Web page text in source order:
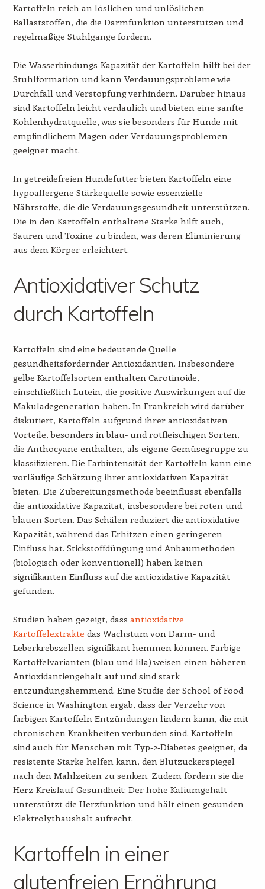
Kartoffeln reich an löslichen und unlöslichen
Ballaststoffen, die die Darmfunktion unterstützen und
regelmäßige Stuhlgänge fördern.
Die Wasserbindungs-Kapazität der Kartoffeln hilft bei der
Stuhlformation und kann Verdauungsprobleme wie
Durchfall und Verstopfung verhindern. Darüber hinaus
sind Kartoffeln leicht verdaulich und bieten eine sanfte
Kohlenhydratquelle, was sie besonders für Hunde mit
empfindlichem Magen oder Verdauungsproblemen
geeignet macht.
In getreidefreien Hundefutter bieten Kartoffeln eine
hypoallergene Stärkequelle sowie essenzielle
Nährstoffe, die die Verdauungsgesundheit unterstützen.
Die in den Kartoffeln enthaltene Stärke hilft auch,
Säuren und Toxine zu binden, was deren Eliminierung
aus dem Körper erleichtert.
Antioxidativer Schutz
durch Kartoffeln
Kartoffeln sind eine bedeutende Quelle
gesundheitsfördernder Antioxidantien. Insbesondere
gelbe Kartoffelsorten enthalten Carotinoide,
einschließlich Lutein, die positive Auswirkungen auf die
Makuladegeneration haben. In Frankreich wird darüber
diskutiert, Kartoffeln aufgrund ihrer antioxidativen
Vorteile, besonders in blau- und rotfleischigen Sorten,
die Anthocyane enthalten, als eigene Gemüsegruppe zu
klassifizieren. Die Farbintensität der Kartoffeln kann eine
vorläufige Schätzung ihrer antioxidativen Kapazität
bieten. Die Zubereitungsmethode beeinflusst ebenfalls
die antioxidative Kapazität, insbesondere bei roten und
blauen Sorten. Das Schälen reduziert die antioxidative
Kapazität, während das Erhitzen einen geringeren
Einfluss hat. Stickstoffdüngung und Anbaumethoden
(biologisch oder konventionell) haben keinen
signifikanten Einfluss auf die antioxidative Kapazität
gefunden.
Studien haben gezeigt, dass antioxidative
Kartoffelextrakte das Wachstum von Darm- und
Leberkrebszellen signifikant hemmen können. Farbige
Kartoffelvarianten (blau und lila) weisen einen höheren
Antioxidantiengehalt auf und sind stark
entzündungshemmend. Eine Studie der School of Food
Science in Washington ergab, dass der Verzehr von
farbigen Kartoffeln Entzündungen lindern kann, die mit
chronischen Krankheiten verbunden sind. Kartoffeln
sind auch für Menschen mit Typ-2-Diabetes geeignet, da
resistente Stärke helfen kann, den Blutzuckerspiegel
nach den Mahlzeiten zu senken. Zudem fördern sie die
Herz-Kreislauf-Gesundheit: Der hohe Kaliumgehalt
unterstützt die Herzfunktion und hält einen gesunden
Elektrolythaushalt aufrecht.
Kartoffeln in einer
glutenfreien Ernährung